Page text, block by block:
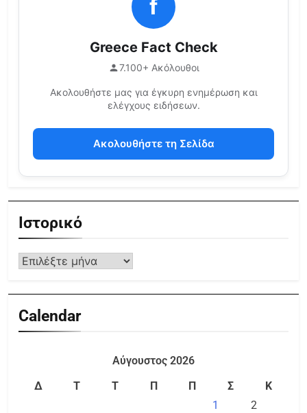
f
Greece Fact Check
7.100+ Ακόλουθοι
Ακολουθήστε μας για έγκυρη ενημέρωση και
ελέγχους ειδήσεων.
Ακολουθήστε τη Σελίδα
Ιστορικό
Calendar
Αύγουστος 2026
Δ
Τ Τ Π Π Σ
Κ
1
2